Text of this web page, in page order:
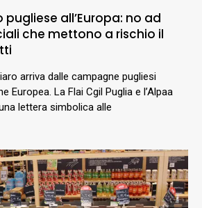
pugliese all’Europa: no ad
che mettono a rischio il
arriva dalle campagne pugliesi
Europea. La Flai Cgil Puglia e l’Alpaa
lettera simbolica alle